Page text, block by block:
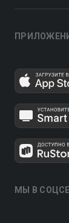
МЫ В